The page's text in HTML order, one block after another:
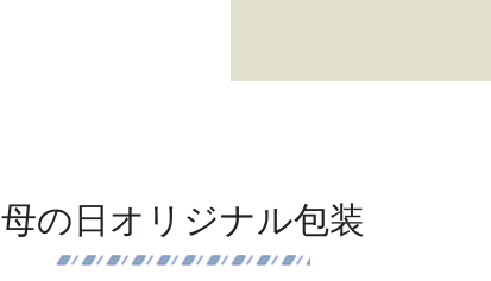
母の日オリジナル包装